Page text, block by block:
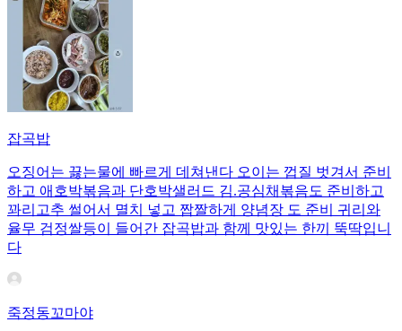
잡곡밥
오징어는 끓는물에 빠르게 데쳐낸다 오이는 껍질 벗겨서 준비
하고 애호박볶음과 단호박샐러드 김.공심채볶음도 준비하고
꽈리고추 썰어서 멸치 넣고 짭짤하게 양념장 도 준비 귀리와
율무 검정쌀등이 들어간 잡곡밥과 함께 맛있는 한끼 뚝딱입니
다
죽정동꼬마야